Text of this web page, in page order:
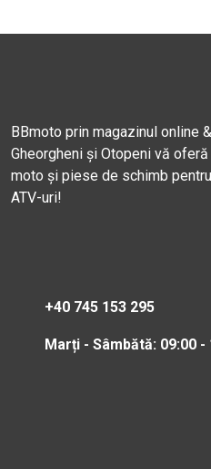
BBmoto prin magazinul online
Gheorgheni și Otopeni vă
moto și piese de schimb
ATV-uri!
+40 745 153 295
Marți - Sâmbătă: 09:00 -